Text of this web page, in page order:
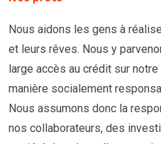
Nous aidons les gens à
et leurs rêves. Nous y
large accès au crédit sur
manière socialement
Nous assumons donc la
nos collaborateurs, des